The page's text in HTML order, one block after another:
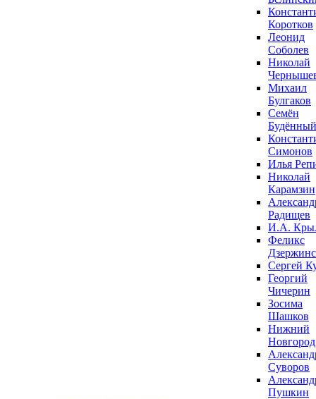
Коротков
Леонид
Соболев
Николай
Михаил
Булгаков
Семён
Будённый
Симонов
Илья
Николай
Карамзин
Радищев
И.А.
Феликс
Сергей
Георгий
Чичерин
Зосима
Шашков
Нижний
Новгород
Суворов
Пушкин